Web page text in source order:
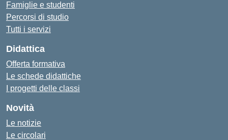
Famiglie e studenti
Percorsi di studio
Tutti i servizi
Didattica
Offerta formativa
Le schede didattiche
I progetti delle classi
Novità
Le notizie
Le circolari